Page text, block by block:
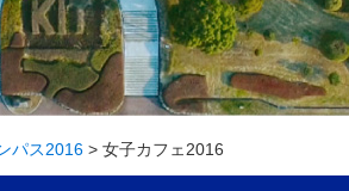
パス2016 > 女子カフェ2016